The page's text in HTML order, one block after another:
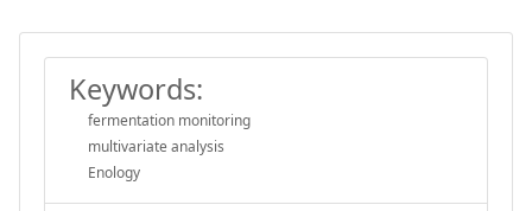
Keywords:
fermentation monitoring
multivariate analysis
Enology